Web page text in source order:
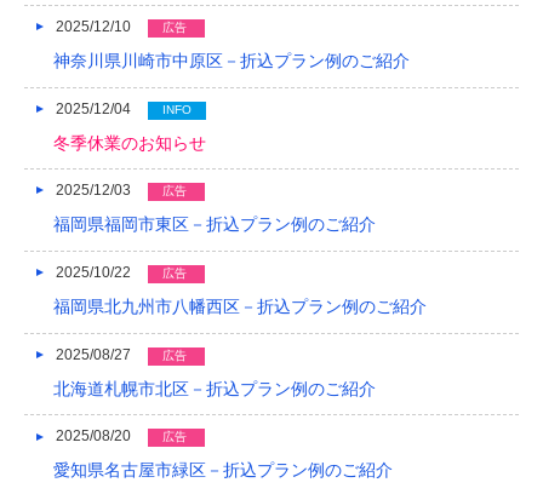
2018/04
2018/03
2018/02
2018/01
2017/10
2017/09
2017/08
2017/07
2025/12/10 広告
神奈川県川崎市中原区－折込プラン例のご紹介
2025/12/04 INFO
冬季休業のお知らせ
2025/12/03 広告
福岡県福岡市東区－折込プラン例のご紹介
2025/10/22 広告
福岡県北九州市八幡西区－折込プラン例のご紹介
2025/08/27 広告
北海道札幌市北区－折込プラン例のご紹介
2025/08/20 広告
愛知県名古屋市緑区－折込プラン例のご紹介